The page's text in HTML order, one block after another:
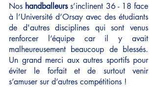
Nos handballeurs s’inclinent 36 - 18 face
à l’Université d’Orsay avec des étudiants
de d'autres disciplines qui sont venus
renforcer l’équipe car il y avait
malheureusement beaucoup de blessés.
Un grand merci aux autres sportifs pour
éviter le forfait et de surtout venir
s’amuser sur d’autres compétitions !